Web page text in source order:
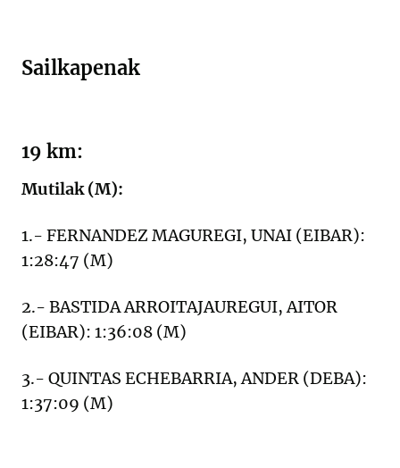
Sailkapenak
19 km:
Mutilak (M):
1.- FERNANDEZ MAGUREGI, UNAI (EIBAR):
1:28:47 (M)
2.- BASTIDA ARROITAJAUREGUI, AITOR
(EIBAR): 1:36:08 (M)
3.- QUINTAS ECHEBARRIA, ANDER (DEBA):
1:37:09 (M)